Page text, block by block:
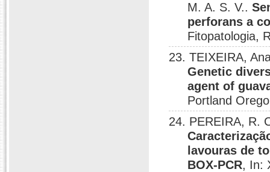
M. A. S. V..
perforans a
Fitopatologia,
23. TEIXEIRA,
Genetic
agent of
Portland
24. PEREIRA, R.
lavouras de
BOX-PCR, In: